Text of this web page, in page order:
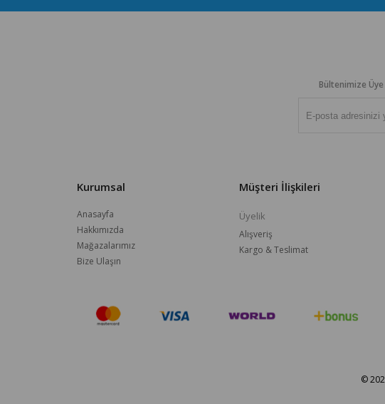
Bültenimize
Kurumsal
Anasayfa
Hakkımızda
Mağazalarımız
Bize Ulaşın
Müşteri İlişkileri
Üyelik
Alışveriş
Kargo & Teslimat
©